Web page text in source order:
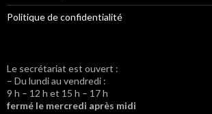
Politique de confidentialité
Le secrétariat est ouvert :
– Du lundi au vendredi :
9 h – 12 h et 15 h – 17 h
fermé le mercredi après midi